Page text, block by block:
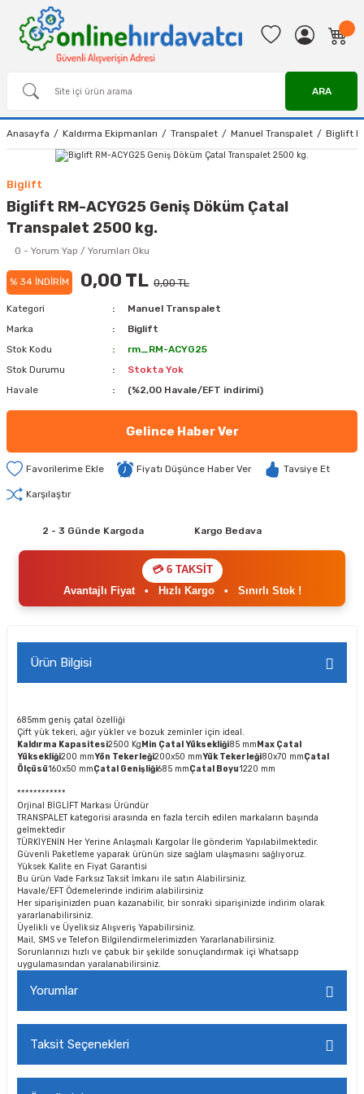
ARA
Anasayfa Kaldırma Ekipmanları Transpalet Manuel Transpalet Biglift
Biglift
Biglift RM-ACYG25 Geniş Döküm Çatal
Transpalet 2500 kg.
0 - Yorum Yap / Yorumları Oku
% 34 İNDİRİM 0,00 TL 0,00 TL
Kategori
Manuel Transpalet
Marka
Biglift
Stok Kodu
rm_RM-ACYG25
Stok Durumu
Stokta Yok
Havale
(%2,00 Havale/EFT indirimi)
Gelince Haber Ver
Fiyatı Düşünce Haber Ver Tavsiye Et
Karşılaştır
2 - 3 Günde Kargoda Kargo Bedava
💳 6 TAKSİT
Avantajlı Fiyat• Hızlı Kargo• Sınırlı Stok !
Ürün Bilgisi
685mm geniş çatal özelliği
Çift yük tekeri, ağır yükler ve bozuk zeminler için ideal.
Kaldırma Kapasitesi2500 KgMin Çatal Yüksekliği85 mmMax Çatal
Yüksekliği200 mmYön Tekerleği200x50 mmYük Tekerleği80x70 mmÇatal
Ölçüsü160x50 mmÇatal Genişliği685 mmÇatal Boyu1220 mm
************
Orjinal BİGLİFT Markası Üründür
TRANSPALET kategorisi arasında en fazla tercih edilen markaların başında
gelmektedir
TÜRKİYENİN Her Yerine Anlaşmalı Kargolar İle gönderim Yapılabilmektedir.
Güvenli Paketleme yaparak ürünün size sağlam ulaşmasını sağlıyoruz.
Yüksek Kalite en Fiyat Garantisi
Bu ürün Vade Farksız Taksit İmkanı ile satın Alabilirsiniz.
Havale/EFT Ödemelerinde indirim alabilirsiniz
Her siparişinizden puan kazanabilir, bir sonraki siparişinizde indirim olarak
yararlanabilirsiniz.
Üyelikli ve Üyeliksiz Alışveriş Yapabilirsiniz.
Mail, SMS ve Telefon Bilgilendirmelerimizden Yararlanabilirsiniz.
Sorunlarınızı hızlı ve çabuk bir şekilde sonuçlandırmak içi Whatsapp
uygulamasından yaralanabilirsiniz.
Yorumlar
Bu ürüne ilk yorumu siz yapın!
Taksit Seçenekleri